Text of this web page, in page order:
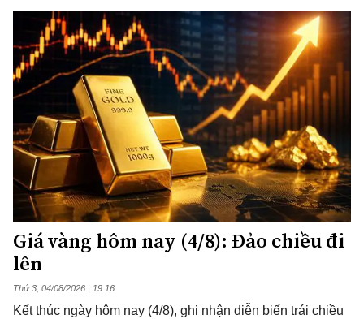
Giá vàng hôm nay (4/8): Đảo chiều đi
lên
Thứ 3, 04/08/2026 | 19:16
Kết thúc ngày hôm nay (4/8), ghi nhận diễn biến trái chiều